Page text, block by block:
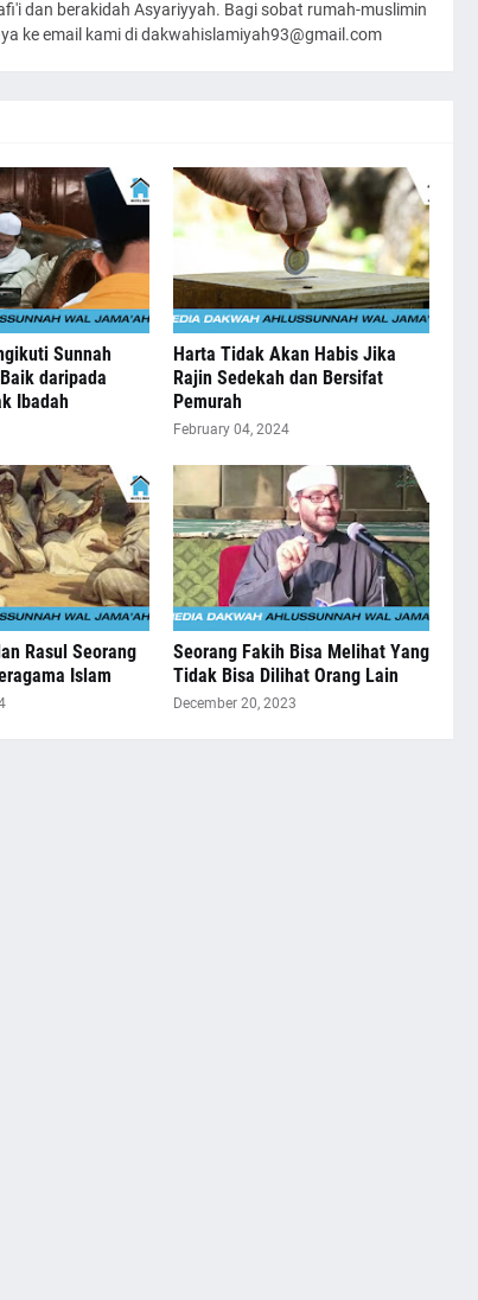
dan berakidah Asyariyyah. Bagi sobat rumah-muslimin
ke email kami di dakwahislamiyah93@gmail.com
Sunnah
daripada
Ibadah
Harta Tidak Akan Habis Jika
Rajin Sedekah dan Bersifat
Pemurah
February 04, 2024
Rasul Seorang
Islam
Seorang Fakih Bisa Melihat Yang
Tidak Bisa Dilihat Orang Lain
December 20, 2023